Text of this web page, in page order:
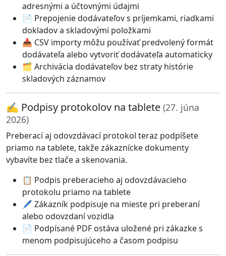
adresnými a účtovnými údajmi
📄 Prepojenie dodávateľov s príjemkami, riadkami
dokladov a skladovými položkami
📥 CSV importy môžu používať predvolený formát
dodávateľa alebo vytvoriť dodávateľa automaticky
🗂️ Archivácia dodávateľov bez straty histórie
skladových záznamov
✍️ Podpisy protokolov na tablete (27. júna
2026)
Preberací aj odovzdávací protokol teraz podpíšete
priamo na tablete, takže zákaznícke dokumenty
vybavíte bez tlače a skenovania.
📋 Podpis preberacieho aj odovzdávacieho
protokolu priamo na tablete
🖊️ Zákazník podpisuje na mieste pri preberaní
alebo odovzdaní vozidla
📄 Podpísané PDF ostáva uložené pri zákazke s
menom podpisujúceho a časom podpisu